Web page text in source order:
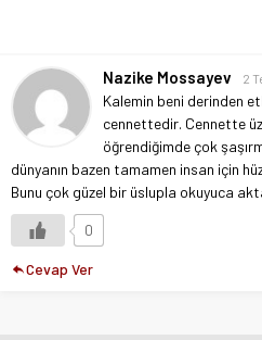
Nazike Mossayev 2
Kalemin beni derinden
cennettedir. Cennette
öğrendiğimde çok
dünyanın bazen tamamen insan için
Bunu çok güzel bir üslupla okuyuca
0
Cevap Ver